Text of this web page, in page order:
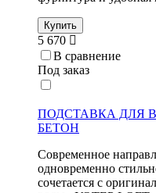
Купить
5 670
В сравнение
Под заказ
ПОДСТАВКА ДЛЯ
БЕТОН
Современное
одновременно
сочетается с